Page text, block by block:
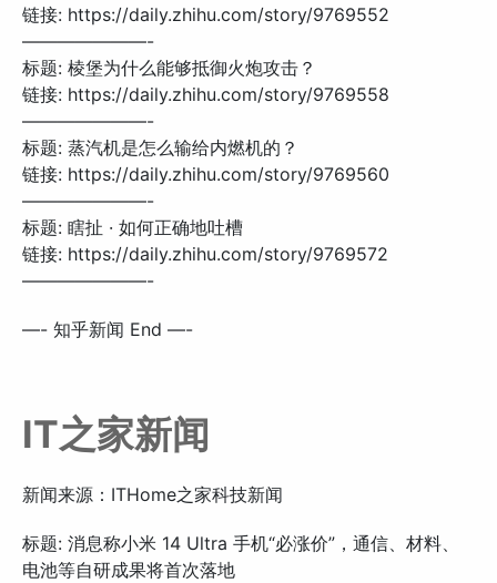
链接: https://daily.zhihu.com/story/9769552
———————-
标题: 棱堡为什么能够抵御火炮攻击？
链接: https://daily.zhihu.com/story/9769558
———————-
标题: 蒸汽机是怎么输给内燃机的？
链接: https://daily.zhihu.com/story/9769560
———————-
标题: 瞎扯 · 如何正确地吐槽
链接: https://daily.zhihu.com/story/9769572
———————-
—- 知乎新闻 End —-
IT之家新闻
新闻来源：ITHome之家科技新闻
标题: 消息称小米 14 Ultra 手机“必涨价”，通信、材料、
电池等自研成果将首次落地